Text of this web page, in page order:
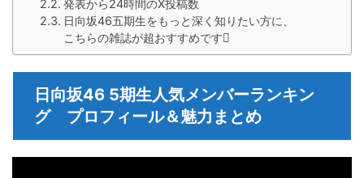
発表から24時間のX投稿数
日向坂46五期生をもっと深く知りたい方に、
こちらの雑誌が超おすすめです
日向坂46 5期生人気メンバーランキン
グ プロフィール＆魅力まとめ